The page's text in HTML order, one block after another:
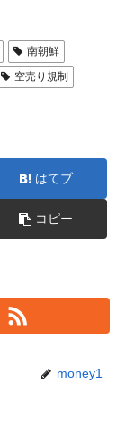
南朝鮮
空売り規制
はてブ
コピー
money1